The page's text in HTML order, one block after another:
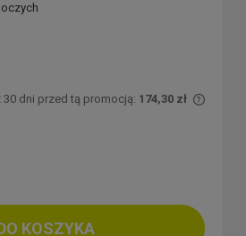
30 dni przed tą promocją: 174,30 zł
KOSZYKA